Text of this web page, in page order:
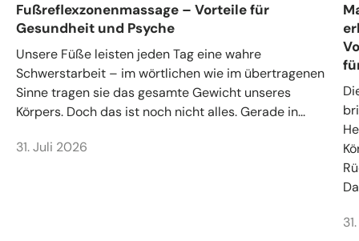
Fußreflexzonenmassage – Vorteile für
Gesundheit und Psyche
Unsere Füße leisten jeden Tag eine wahre
Schwerstarbeit – im wörtlichen wie im übertragenen
Sinne tragen sie das gesamte Gewicht unseres
Körpers. Doch das ist noch nicht alles. Gerade in...
31. Juli 2026